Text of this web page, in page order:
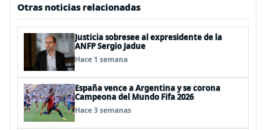
Otras noticias relacionadas
Justicia sobresee al expresidente de la
ANFP Sergio Jadue
Hace 1 semana
España vence a Argentina y se corona
Campeona del Mundo Fifa 2026
Hace 3 semanas